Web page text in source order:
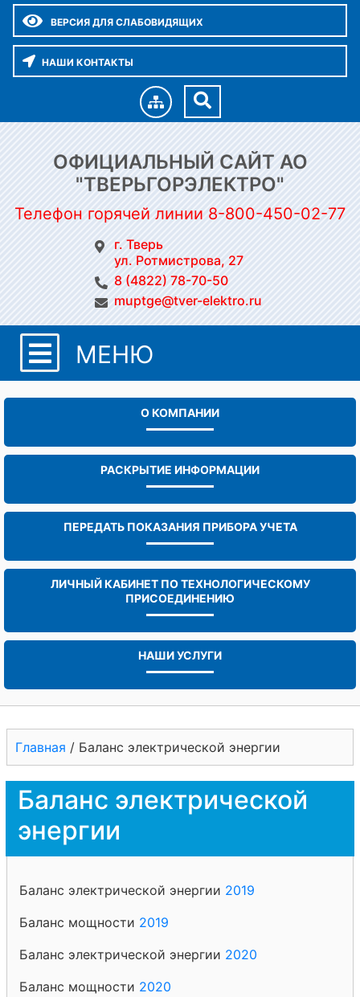
ВЕРСИЯ ДЛЯ СЛАБОВИДЯЩИХ
НАШИ КОНТАКТЫ
ОФИЦИАЛЬНЫЙ САЙТ АО
"ТВЕРЬГОРЭЛЕКТРО"
Телефон горячей линии 8-800-450-02-77
г. Тверь
ул. Ротмистрова, 27
8 (4822) 78-70-50
muptge@tver-elektro.ru
МЕНЮ
О КОМПАНИИ
РАСКРЫТИЕ ИНФОРМАЦИИ
ПЕРЕДАТЬ ПОКАЗАНИЯ ПРИБОРА УЧЕТА
ЛИЧНЫЙ КАБИНЕТ ПО ТЕХНОЛОГИЧЕСКОМУ
ПРИСОЕДИНЕНИЮ
НАШИ УСЛУГИ
Главная / Баланс электрической энергии
Баланс электрической
энергии
Баланс электрической энергии 2019
Баланс мощности 2019
Баланс электрической энергии 2020
Баланс мощности 2020